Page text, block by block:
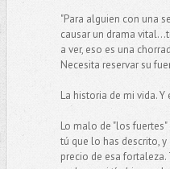
"Para alguien con una
causar un drama
a ver, eso es una
Necesita reservar su
La historia de mi vida.
Lo malo de "los
tú que lo has descrito,
precio de esa